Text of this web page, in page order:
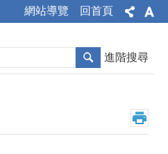
網站導覽 回首頁
進階搜尋